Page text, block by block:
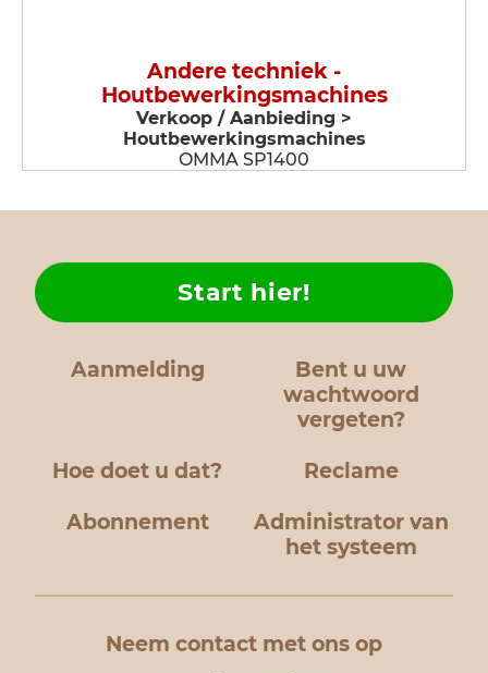
Andere techniek -
Houtbewerkingsmachines
Verkoop / Aanbieding >
Houtbewerkingsmachines
OMMA SP1400
Aanmelding
Bent u uw
wachtwoord
vergeten?
Hoe doet u dat?
Start hier!
Reclame
Abonnement
Administrator van
het systeem
Neem contact met ons op